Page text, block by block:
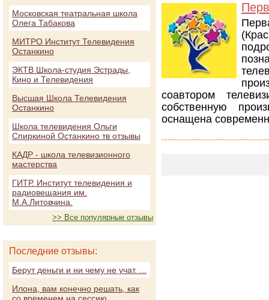
соавтором
собственную
оснащена
Московская театральная школа
Олега Табакова
МИТРО Институт Телевидения
Останкино
ЭКТВ Школа-студия Эстрады,
Кино и Телевидения
Высшая Школа Телевидения
Останкино
Школа телевидения Ольги
Спиркиной Останкино тв отзывы
КАДР - школа телевизионного
мастерства
ГИТР. Институт телевидения и
радиовещания им.
М.А.Литовчина.
>> Все популярные отзывы
Последние отзывы:
Берут деньги и ни чему не учат. ...
Илона, вам конечно решать, как